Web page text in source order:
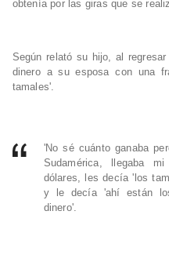
obtenía por las giras que se
Según relató su hijo, al
dinero a su esposa con una
tamales'.
'No sé cuánto ganaba
Sudamérica, llegaba
dólares, les decía 'los
y le decía 'ahí están
dinero'.